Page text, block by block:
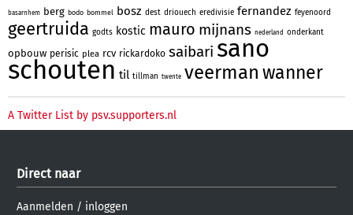
basarnhem berg bodo bommel bosz dest driouech eredivisie fernandez feyenoord
geertruida godts kostic mauro mijnans nederland onderkant
opbouw perisic plea rcv rickardoko saibari sano
schouten til tillman twente veerman wanner
A Twitter List by psv.supporters.nl
Direct naar
Aanmelden / inloggen